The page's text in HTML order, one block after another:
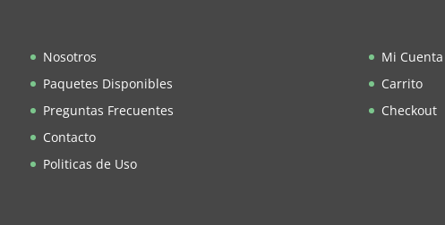
Nosotros
Paquetes Disponibles
Preguntas Frecuentes
Contacto
Politicas de Uso
Mi Cuenta
Carrito
Checkout